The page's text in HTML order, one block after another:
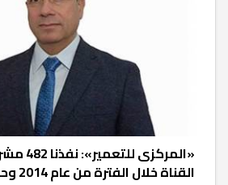
القناة خلال الفترة من عام 2014 وحتى الآن